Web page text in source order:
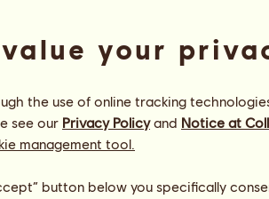
value your
the use of online tracking
see our Privacy Policyand Notice at
management tool.
button below you specifically